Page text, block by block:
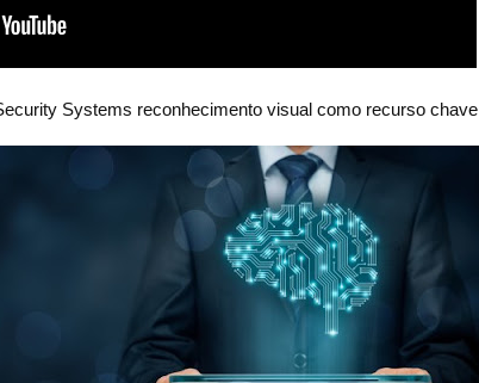
Systems reconhecimento visual como recurso chave